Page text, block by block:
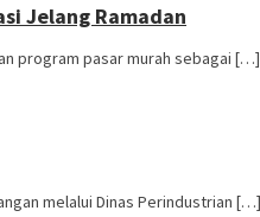
Jelang Ramadan
program pasar murah sebagai […]
melalui Dinas Perindustrian […]